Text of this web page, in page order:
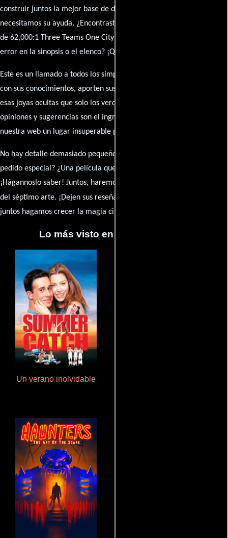
construir juntos la mejor base de datos cinematográfica, pero
necesitamos su ayuda. ¿Encontraste algún dato faltante en la ficha
de 62,000:1 Three Teams One City One Year? ¿Detectaste algún
error en la sinopsis o el elenco? ¡Queremos saberlo todo!
Este es un llamado a todos los simpatizantes del cine: contribuyan
con sus conocimientos, aporten sus descubrimientos y compartan
esas joyas ocultas que solo los verdaderos fanáticos conocen. Sus
opiniones y sugerencias son el ingrediente secreto que hará de
nuestra web un lugar insuperable para los amantes del celuloide.
No hay detalle demasiado pequeño ni opinión insignificante. ¿Algún
pedido especial? ¿Una película que sueñas con ver reseñada?
¡Hágannoslo saber! Juntos, haremos de esta comunidad el epicentro
del séptimo arte. ¡Dejen sus reseña en la
juntos hagamos crecer la magia cinematográfica!
Lo más visto en Cineyseries.net
Un verano inolvidable